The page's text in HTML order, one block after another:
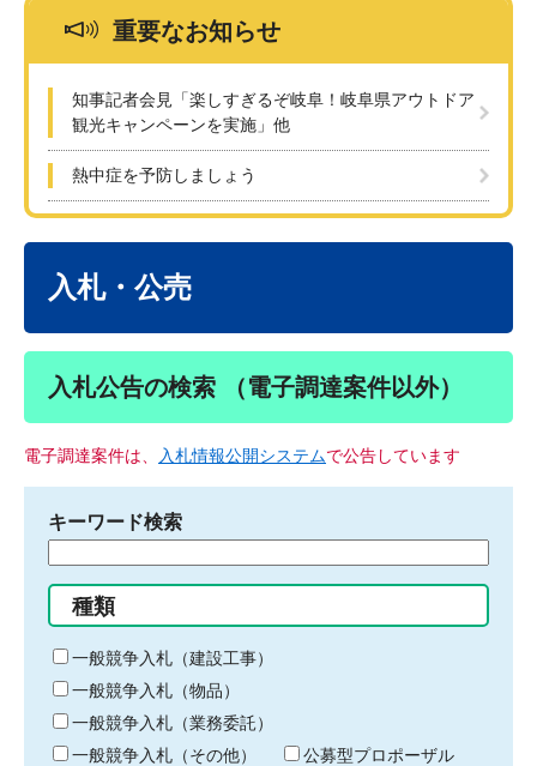
重要なお知らせ
知事記者会見「楽しすぎるぞ岐阜！岐阜県アウトドア
観光キャンペーンを実施」他
熱中症を予防しましょう
入札・公売
入札公告の検索 （電子調達案件以外）
電子調達案件は、 入札情報公開システムで公告しています
キーワード検索
る
キ
ー
ワ
ー
ド
種類
一般競争入札（建設工事）
一般競争入札（物品）
一般競争入札（業務委託）
一般競争入札（その他）
公募型プロポーザル